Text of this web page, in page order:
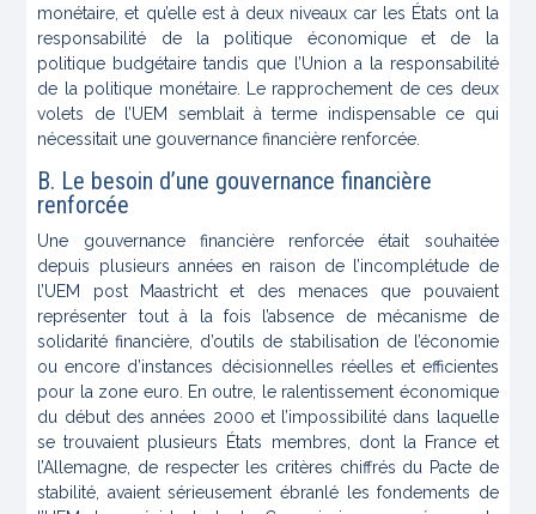
monétaire, et qu’elle est à deux niveaux car les États ont la
responsabilité de la politique économique et de la
politique budgétaire tandis que l’Union a la responsabilité
de la politique monétaire. Le rapprochement de ces deux
volets de l’UEM semblait à terme indispensable ce qui
nécessitait une gouvernance financière renforcée.
B. Le besoin d’une gouvernance financière
renforcée
Une gouvernance financière renforcée était souhaitée
depuis plusieurs années en raison de l’incomplétude de
l’UEM post Maastricht et des menaces que pouvaient
représenter tout à la fois l’absence de mécanisme de
solidarité financière, d’outils de stabilisation de l’économie
ou encore d’instances décisionnelles réelles et efficientes
pour la zone euro. En outre, le ralentissement économique
du début des années 2000 et l’impossibilité dans laquelle
se trouvaient plusieurs États membres, dont la France et
l’Allemagne, de respecter les critères chiffrés du Pacte de
stabilité, avaient sérieusement ébranlé les fondements de